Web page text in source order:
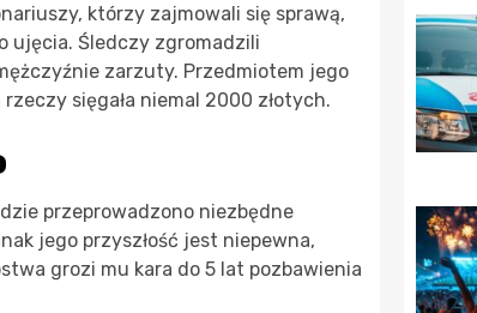
którzy zajmowali się sprawą,
ujęcia. Śledczy zgromadzili
zarzuty. Przedmiotem jego
sięgała niemal 2000 złotych.
przeprowadzono niezbędne
jego przyszłość jest niepewna,
grozi mu kara do 5 lat pozbawienia